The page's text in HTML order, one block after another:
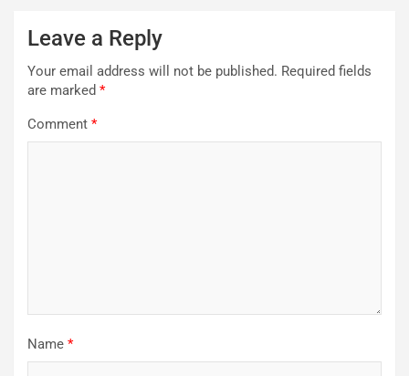
Leave a Reply
Your email address will not be published. Required fields
are marked *
Comment *
Name *